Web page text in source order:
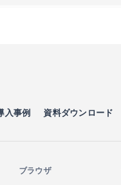
入事例 資料ダウンロード
ブラウザ